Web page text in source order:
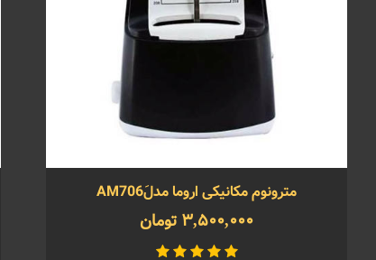
مترونوم مکانیکی اروما مدلَAM706
3,500,000 تومان